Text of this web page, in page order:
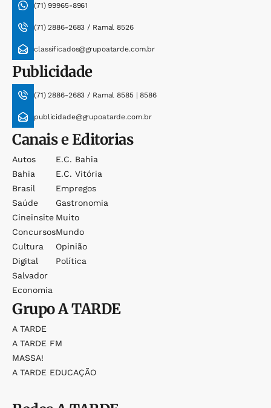
(71) 99965-8961
(71) 2886-2683 / Ramal 8526
classificados@grupoatarde.com.br
Publicidade
(71) 2886-2683 / Ramal 8585 | 8586
publicidade@grupoatarde.com.br
Canais e Editorias
Autos
Bahia
Brasil
Saúde
Cineinsite
Concursos
Cultura
Digital
Salvador
Economia
E.c. Bahia
E.c. Vitória
Empregos
Gastronomia
Muito
Mundo
Opinião
Política
GrupoA TARDE
A TARDE
A TARDE FM
MASSA!
A TARDE EDUCAÇÃO